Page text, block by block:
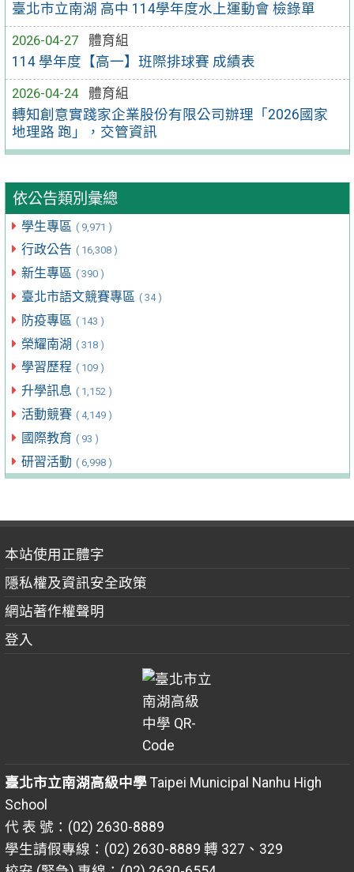
臺北市立南湖 高中 114學年度水上運動會 檢錄單
2026-04-27
體育組
114 學年度【高一】班際排球賽 成績表
2026-04-24
體育組
轉知創意實踐家企業股份有限公司辦理「2026國家
地理路 跑」，交管資訊
依公告類別彙總
學生專區 ( 9,971 )
行政公告 ( 16,308 )
新生專區 ( 390 )
臺北市語文競賽專區 ( 34 )
防疫專區 ( 143 )
榮耀南湖 ( 318 )
學習歷程 ( 109 )
升學訊息 ( 1,152 )
活動競賽 ( 4,149 )
國際教育 ( 93 )
研習活動 ( 6,998 )
本站使用正體字
隱私權及資訊安全政策
網站著作權聲明
登入
臺北市立南湖高級中學Taipei Municipal Nanhu High
School
代 表 號：(02) 2630-8889
學生請假專線：(02) 2630-8889 轉 327、329